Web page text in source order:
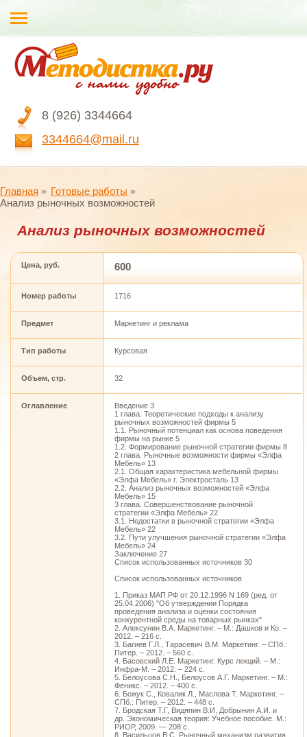
8 (926) 3344664
3344664@mail.ru
Главная
Готовые работы
Анализ рыночных возможностей
Анализ рыночных возможностей
Цена, руб. 600
Номер работы 1716
Предмет Маркетинг и реклама
Тип работы Курсовая
Объем, стр. 32
Оглавление
Введение 3
1 глава. Теоретические подходы к анализу
рыночных возможностей фирмы 5
1.1. Рыночный потенциал как основа поведения
фирмы на рынке 5
1.2. Формирование рыночной стратегии фирмы 8
2 глава. Рыночные возможности фирмы «Элфа
Мебель» 13
2.1. Общая характеристика мебельной фирмы
«Элфа Мебель» г. Электросталь 13
2.2. Анализ рыночных возможностей «Элфа
Мебель» 15
3 глава. Совершенствование рыночной
стратегии «Элфа Мебель» 22
3.1. Недостатки в рыночной стратегии «Элфа
Мебель» 22
3.2. Пути улучшения рыночной стратегии «Элфа
Мебель» 24
Заключение 27
Список использованных источников 30
Список использованных источников
1. Приказ МАП РФ от 20.12.1996 N 169 (ред. от
25.04.2006) "Об утверждении Порядка
проведения анализа и оценки состояния
конкурентной среды на товарных рынках"
2. Алексунин В.А. Маркетинг. – М.: Дашков и Ко. –
2012. – 216 с.
3. Багиев Г.Л., Тарасевич В.М. Маркетинг. – СПб.:
Питер. – 2012. – 560 с.
4. Басовский Л.Е. Маркетинг. Курс лекций. – М.:
Инфра-М. – 2012. – 224 с.
5. Белоусова С.Н., Белоусов А.Г. Маркетинг. – М.:
Феникс. – 2012. – 400 с.
6. Божук С., Ковалик Л., Маслова Т. Маркетинг. –
СПб.: Питер. – 2012. – 448 с.
7. Бродская Т.Г, Видяпин В.И, Добрынин А.И. и
др. Экономическая теория: Учебное пособие. М.:
РИОР, 2009. — 208 с.
8. Васильцов В.С. Рыночный механизм развития